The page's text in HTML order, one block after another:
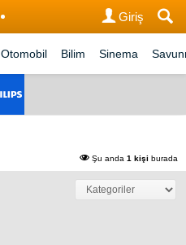
Giriş
Otomobil Bilim Sinema
Şu anda 1 kişi burada